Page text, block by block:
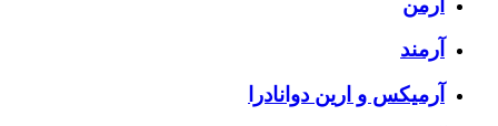
آرمند
آرمیکس و ارین دوانادرا